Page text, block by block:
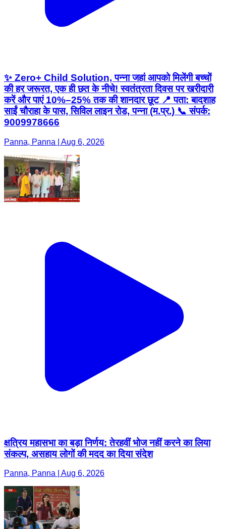
✨ Zero+ Child Solution, पन्ना जहां आपको मिलेंगी बच्चों
की हर जरूरत, एक ही छत के नीचे! स्वतंत्रता दिवस पर खरीदारी
करें और पाएं 10%–25% तक की शानदार छूट 📍 पता: बादशाह
साईं चौराहा के पास, सिविल लाइन रोड, पन्ना (म.प्र.) 📞 संपर्क:
9009978666
Panna, Panna | Aug 6, 2026
क्षत्रिय महासभा का बड़ा निर्णय: तेरहवीं भोज नहीं करने का लिया
संकल्प, असहाय लोगों की मदद का दिया संदेश
Panna, Panna | Aug 6, 2026